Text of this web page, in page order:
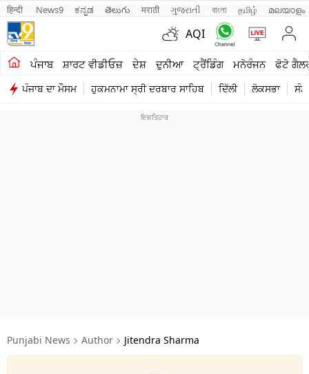
हिन्दी News9 ಕನ್ನಡ తెలుగు मराठी ગુજરાતી বাংলা தமிழ் മലയാളം
AQI
ਪੰਜਾਬ ਸ਼ਾਰਟ ਵੀਡੀਓਜ਼ ਦੇਸ਼ ਦੁਨੀਆ ਟ੍ਰੈਂਡਿੰਗ ਮਨੋਰੰਜਨ ਫੋਟੋ
ਪੰਜਾਬ ਦਾ ਮੌਸਮ ਹੁਕਮਨਾਮਾ ਸ੍ਰੀ ਦਰਬਾਰ ਸਾਹਿਬ ਦਿੱਲੀ ਲੋਕਸਭਾ
ਖੇਤੀਬਾੜੀ
ਸ਼ਾਰਟ ਵੀਡੀਓਜ਼
ਖੇਡਾਂ
Punjabi News Author Jitendra Sharma